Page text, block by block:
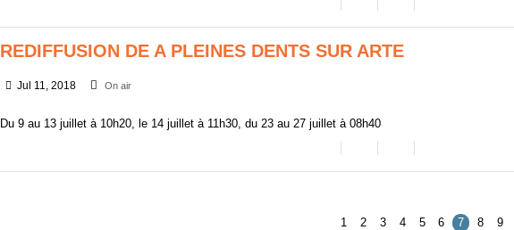
REDIFFUSION DE A PLEINES DENTS SUR ARTE
Jul 11, 2018 On air
Du 9 au 13 juillet à 10h20, le 14 juillet à 11h30, du 23 au 27 juillet à 08h40
1 2 3 4 5 6 7 8 9